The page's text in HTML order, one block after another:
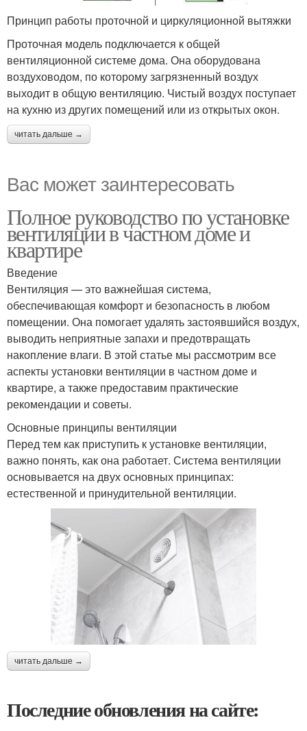
Принцип работы проточной и циркуляционной вытяжки
Проточная модель подключается к общей
вентиляционной системе дома. Она оборудована
воздуховодом, по которому загрязненный воздух
выходит в общую вентиляцию. Чистый воздух поступает
на кухню из других помещений или из открытых окон.
читать дальше →
Вас может заинтересовать
Полное руководство по установке
вентиляции в частном доме и
квартире
Введение
Вентиляция — это важнейшая система,
обеспечивающая комфорт и безопасность в любом
помещении. Она помогает удалять застоявшийся воздух,
выводить неприятные запахи и предотвращать
накопление влаги. В этой статье мы рассмотрим все
аспекты установки вентиляции в частном доме и
квартире, а также предоставим практические
рекомендации и советы.
Основные принципы вентиляции
Перед тем как приступить к установке вентиляции,
важно понять, как она работает. Система вентиляции
основывается на двух основных принципах:
естественной и принудительной вентиляции.
читать дальше →
Последние обновления на сайте: